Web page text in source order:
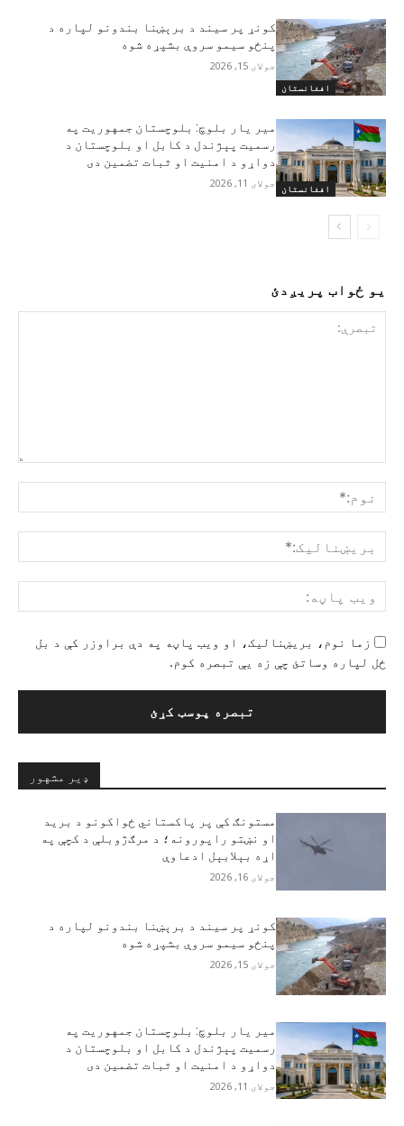
افغانستان
کونړ پر سیند د برېښنا بندونو لپاره د
پنځو سیمو سروې بشپړه شوه
جولای 15, 2026
افغانستان
مير يار بلوچ: بلوچستان جمهوریت په
رسمیت پېژندل د کابل او بلوچستان د
دواړو د امنیت او ثبات تضمین دی
جولای 11, 2026
یو ځواب پریږدئ
زما نوم، بریښنالیک، او ویب پاڼه په دې براوزر کې د بل
ځل لپاره وساتئ چې زه یې تبصره کوم.
ډیر مشهور
مستونګ کې پر پاکستاني ځواکونو د برید
او نښتو راپورونه؛ د مرګ‌ژوبلې د کچې په
اړه بېلابېل ادعاوې
جولای 16, 2026
کونړ پر سیند د برېښنا بندونو لپاره د
پنځو سیمو سروې بشپړه شوه
جولای 15, 2026
مير يار بلوچ: بلوچستان جمهوریت په
رسمیت پېژندل د کابل او بلوچستان د
دواړو د امنیت او ثبات تضمین دی
جولای 11, 2026